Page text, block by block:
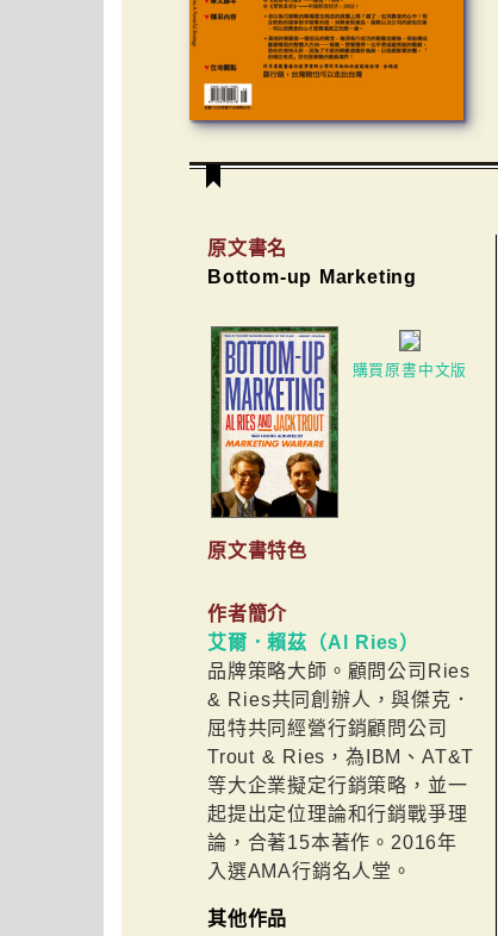
原文書名
Bottom-up Marketing
購買原書中文版
原文書特色
作者簡介
艾爾．賴茲（Al Ries）
品牌策略大師。顧問公司Ries
& Ries共同創辦人，與傑克．
屈特共同經營行銷顧問公司
Trout & Ries，為IBM、AT&T
等大企業擬定行銷策略，並一
起提出定位理論和行銷戰爭理
論，合著15本著作。2016年
入選AMA行銷名人堂。
其他作品